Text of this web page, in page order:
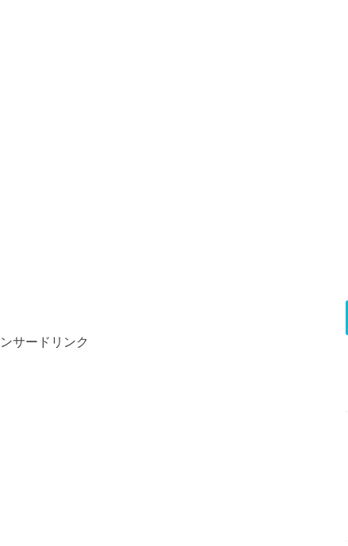
サードリンク